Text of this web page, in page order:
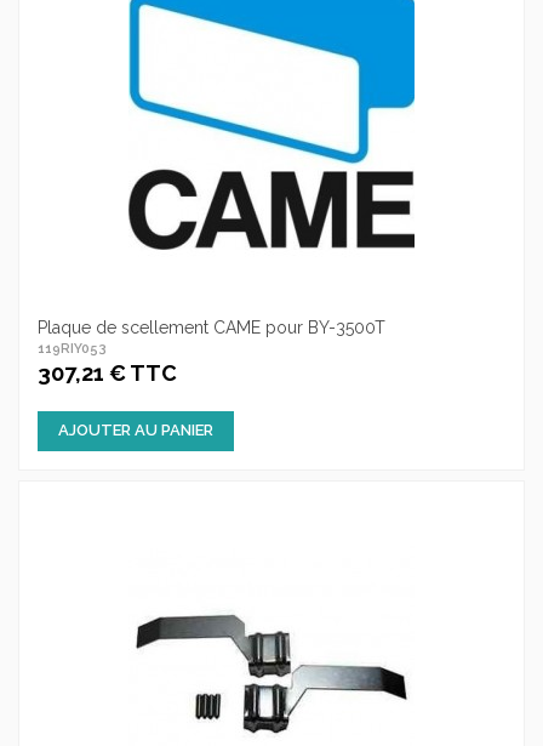
Plaque de scellement CAME pour BY-3500T
119RIY053
307,21 € TTC
AJOUTER AU PANIER